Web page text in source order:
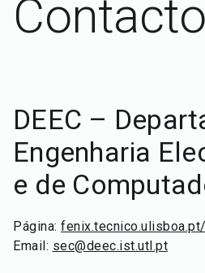
DEEC –
Engenharia
e de
Página:
Email: sec@deec.ist.utl.pt